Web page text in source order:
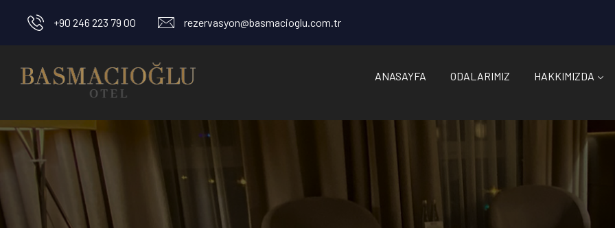
+90 246 223 79 00 rezervasyon@basmacioglu.com.tr
ANASAYFA ODALARIMIZ HAKKIMIZDA